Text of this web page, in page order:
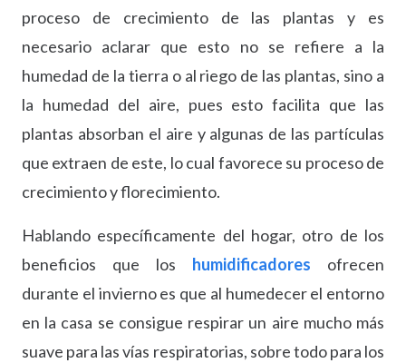
proceso de crecimiento de las plantas y es
necesario aclarar que esto no se refiere a la
humedad de la tierra o al riego de las plantas, sino a
la humedad del aire, pues esto facilita que las
plantas absorban el aire y algunas de las partículas
que extraen de este, lo cual favorece su proceso de
crecimiento y florecimiento.
Hablando específicamente del hogar, otro de los
beneficios que los humidificadores ofrecen
durante el invierno es que al humedecer el entorno
en la casa se consigue respirar un aire mucho más
suave para las vías respiratorias, sobre todo para los